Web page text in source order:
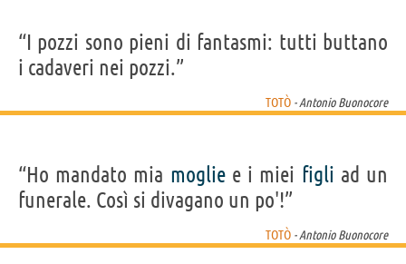
“I pozzi sono pieni di fantasmi: tutti buttano
i cadaveri nei pozzi.”
TOTÒ - Antonio Buonocore
“Ho mandato mia mogliee i miei figli ad un
funerale. Così si divagano un po'!”
TOTÒ - Antonio Buonocore